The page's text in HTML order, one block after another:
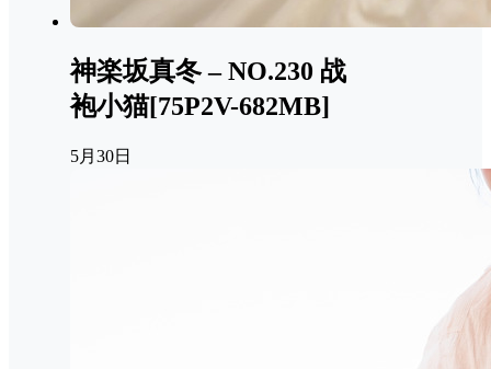
神楽坂真冬 – NO.230 战
袍小猫[75P2V-682MB]
5月30日